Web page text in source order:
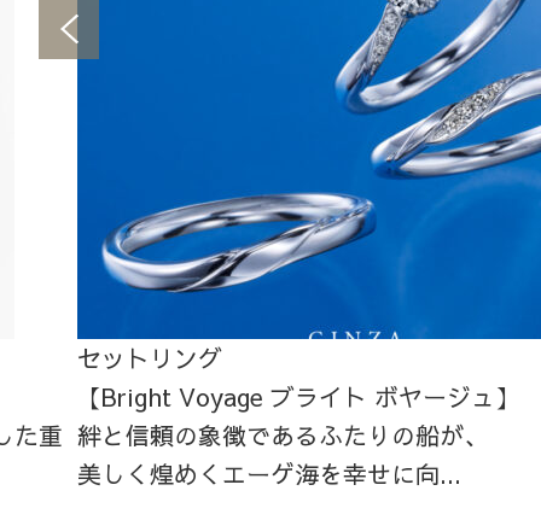
た重
セットリング
【Bright Voyage ブライト ボヤージュ】
絆と信頼の象徴であるふたりの船が、
美しく煌めくエーゲ海を幸せに向...